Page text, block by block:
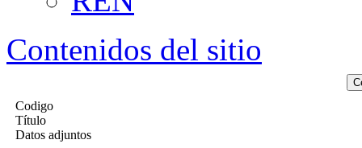
Contenidos del sitio
Codigo
Título
Datos adjuntos